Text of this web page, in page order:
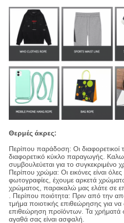
Θερμές άκρες:
Περίπου παράδοση: Οι διαφορετικοί
διαφορετικό κύκλο παραγωγής.
συμβουλεύεται για το συγκεκριμένο
Περίπου χρώμα: Οι εικόνες είναι
φωτογραφίες, έχουμε αρκετά
χρώματος, παρακαλώ μας ελάτε σε
. Περίπου ποιότητα: Πριν από την
τμήμα ποιοτικής επιθεώρησης για να
επιθεώρηση προϊόντων. Τα χρήματά
αγαθά σας είναι ασφαλή.